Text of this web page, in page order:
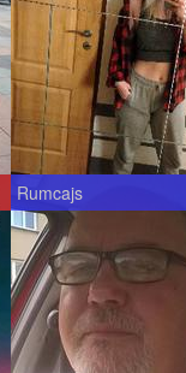
Rumcajs